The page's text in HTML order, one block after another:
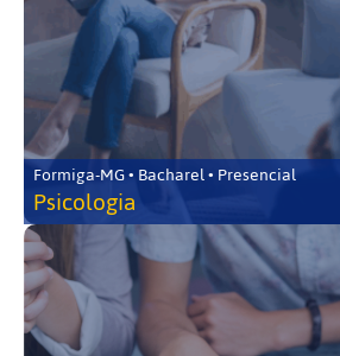
Formiga-MG • Bacharel • Presencial
Psicologia